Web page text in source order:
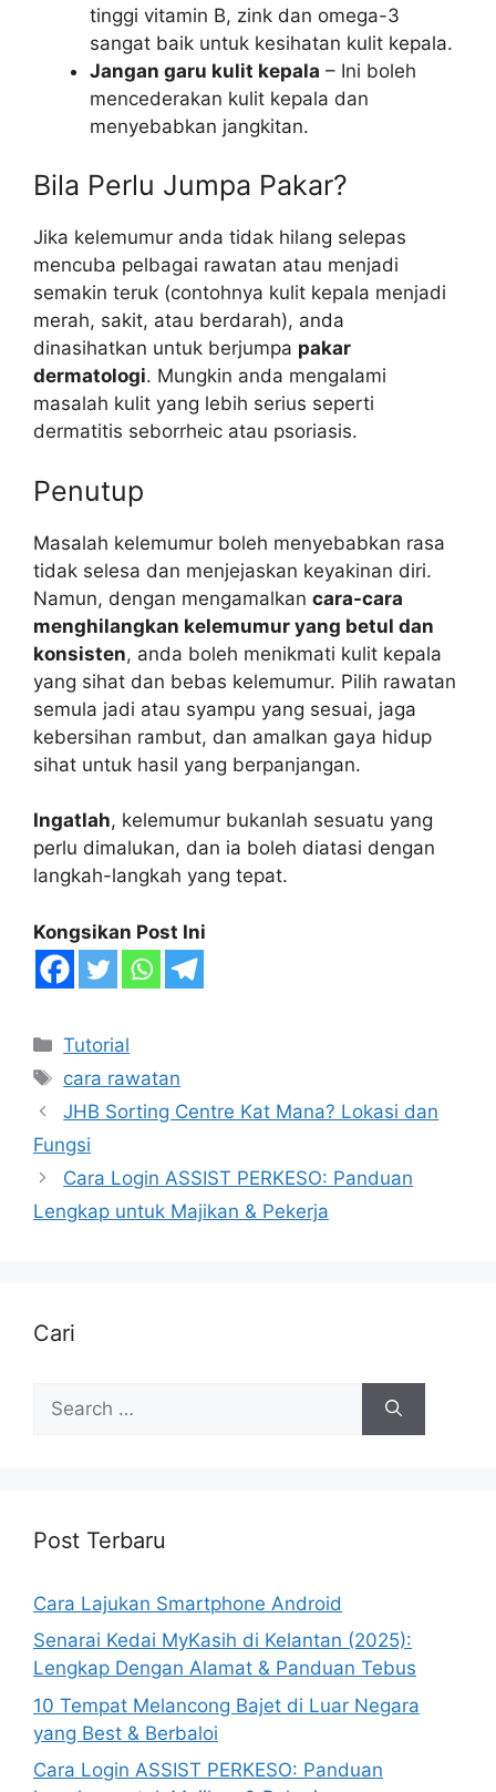
tinggi vitamin B, zink dan omega-3
sangat baik untuk kesihatan kulit kepala.
Jangan garu kulit kepala – Ini boleh
mencederakan kulit kepala dan
menyebabkan jangkitan.
Bila Perlu Jumpa Pakar?
Jika kelemumur anda tidak hilang selepas
mencuba pelbagai rawatan atau menjadi
semakin teruk (contohnya kulit kepala menjadi
merah, sakit, atau berdarah), anda
dinasihatkan untuk berjumpa pakar
dermatologi. Mungkin anda mengalami
masalah kulit yang lebih serius seperti
dermatitis seborrheic atau psoriasis.
Penutup
Masalah kelemumur boleh menyebabkan rasa
tidak selesa dan menjejaskan keyakinan diri.
Namun, dengan mengamalkan cara-cara
menghilangkan kelemumur yang betul dan
konsisten, anda boleh menikmati kulit kepala
yang sihat dan bebas kelemumur. Pilih rawatan
semula jadi atau syampu yang sesuai, jaga
kebersihan rambut, dan amalkan gaya hidup
sihat untuk hasil yang berpanjangan.
Ingatlah, kelemumur bukanlah sesuatu yang
perlu dimalukan, dan ia boleh diatasi dengan
langkah-langkah yang tepat.
Kongsikan Post Ini
Categories
Tutorial
Tags
cara rawatan
JHB Sorting Centre Kat Mana? Lokasi dan
Fungsi
Cara Login ASSIST PERKESO: Panduan
Lengkap untuk Majikan & Pekerja
Cari
for:
Post Terbaru
Cara Lajukan Smartphone Android
Senarai Kedai MyKasih di Kelantan (2025):
Lengkap Dengan Alamat & Panduan Tebus
10 Tempat Melancong Bajet di Luar Negara
yang Best & Berbaloi
Cara Login ASSIST PERKESO: Panduan